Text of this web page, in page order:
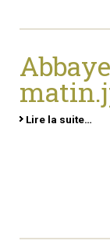
Abbaye
Lire la suite…